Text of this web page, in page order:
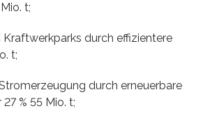
t;
Kraftwerkparks durch effizientere
t;
durch erneuerbare
% 55 Mio. t;